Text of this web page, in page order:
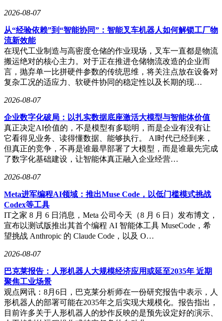
2026-08-07
从“经验依赖”到“智能协同”：智能叉车机器人如何解锁工厂物
流新效能
在现代工业制造与高密度仓储的作业现场，叉车一直都是物流
搬运绝对的核心主力。对于正在推进仓储物流改造的企业而
言，抛弃单一比拼硬件参数的传统思维，将关注点放在设备对
复杂工况的适应力、软硬件协同的稳定性以及长期的现…
2026-08-07
企业数字化破局：以扎实数据底座激活大模型与智能体价值
真正决定AI价值的，不是模型有多聪明，而是企业有没有让
它看得见业务、读得懂数据、能够执行。 AI时代已经到来，
但真正的竞争，不再是谁最早部署了大模型，而是谁最先完成
了数字化基础建设，让智能体真正融入企业经营…
2026-08-07
Meta进军编程AI领域：推出Muse Code，以低门槛模式挑战
Codex等工具
IT之家 8 月 6 日消息，Meta 公司今天（8 月 6 日）发布博文，
宣布以测试版推出其首个编程 AI 智能体工具 MuseCode，希
望挑战 Anthropic 的 Claude Code，以及 O…
2026-08-07
巴克莱报告：人形机器人大规模经济应用或延至2035年 近期
聚焦工业场景
观点网讯：8月6日，巴克莱分析师在一份研究报告中表示，人
形机器人的部署可能在2035年之后实现大规模化。报告指出，
目前许多关于人形机器人的炒作反映的是预先设定好的演示、